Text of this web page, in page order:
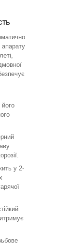
апарату
його
у 2-